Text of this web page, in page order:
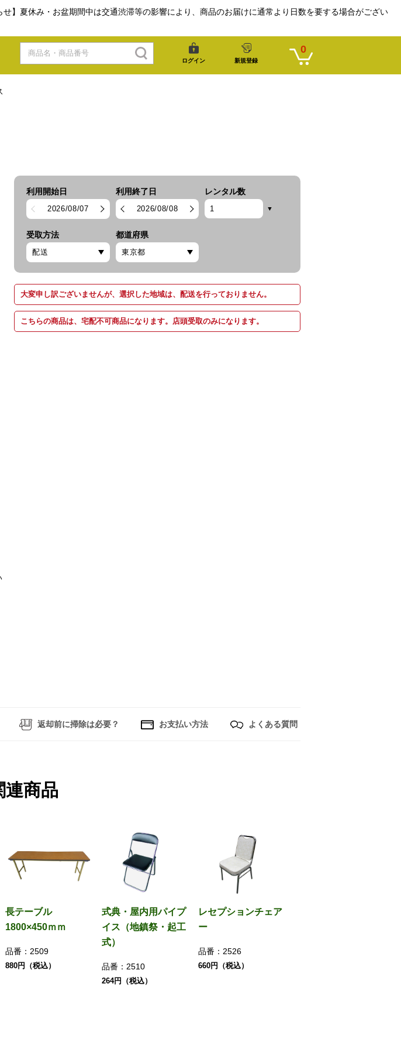
】夏休み・お盆期間中は交通渋滞等の影響により、商品のお届けに通常より日数を要する場合がござい
ログイン 新規登録
0
利用開始日
2026/08/07
利用終了日
2026/08/08
レンタル数
受取方法 都道府県
大変申し訳ございませんが、選択した地域は、配送を行っておりません。
こちらの商品は、宅配不可商品になります。店頭受取のみになります。
返却前に掃除は必要？ お支払い方法 よくある質問
連商品
長テーブル
1800×450ｍｍ
品番： 2509
880円（税込）
式典・屋内用パイプ
イス（地鎮祭・起工
式）
品番： 2510
264円（税込）
レセプションチェア
ー
品番： 2526
660円（税込）